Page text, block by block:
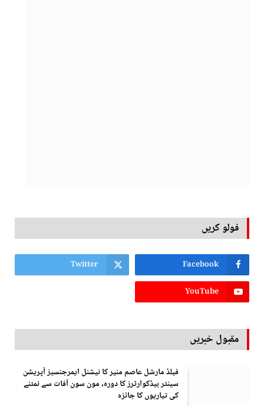
فولو کریں
Facebook
Twitter
YouTube
مقبول خبریں
فیلڈ مارشل عاصم منیر کا نیشنل ایمرجنسیز آپریشن
سینٹر ہیڈکوارٹرز کا دورہ، مون سون آفات سے نمٹنے
کی تیاریوں کا جائزہ